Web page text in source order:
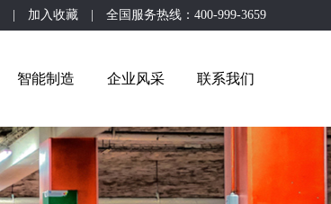
加入收藏 | 全国服务热线：400-999-3659
智能制造 企业风采 联系我们